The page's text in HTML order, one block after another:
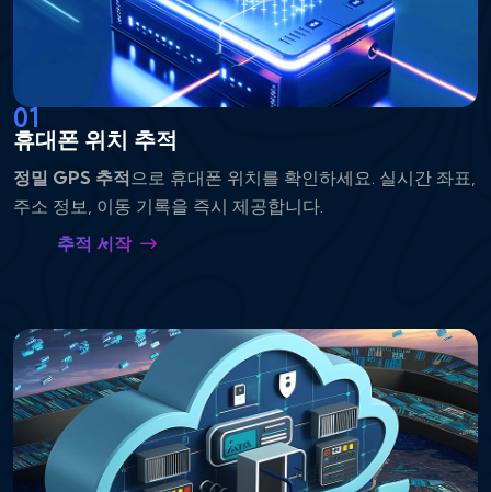
01
휴대폰 위치 추적
정밀 GPS 추적으로 휴대폰 위치를 확인하세요. 실시간 좌표,
주소 정보, 이동 기록을 즉시 제공합니다.
추적 시작